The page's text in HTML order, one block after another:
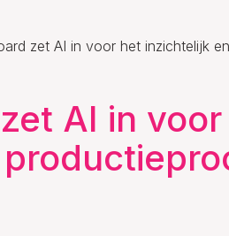
zet AI in voor het inzichtelijk
AI in